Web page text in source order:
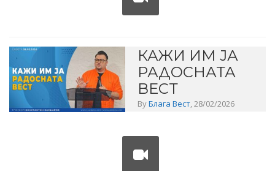
КАЖИ ИМ ЈА
РАДОСНАТА
ВЕСТ
ByБлага Вест, 28/02/2026